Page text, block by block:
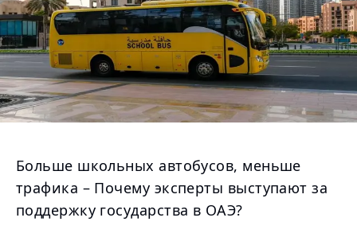
Больше школьных автобусов, меньше
трафика – Почему эксперты выступают за
поддержку государства в ОАЭ?